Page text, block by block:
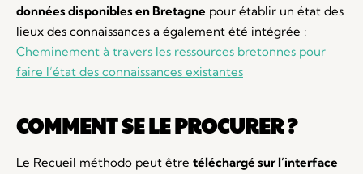
données disponibles en Bretagne pour établir un état des
lieux des connaissances a également été intégrée :
Cheminement à travers les ressources bretonnes pour
faire l’état des connaissances existantes
COMMENT SE LE PROCURER ?
Le Recueil méthodo peut être téléchargé sur l’interface